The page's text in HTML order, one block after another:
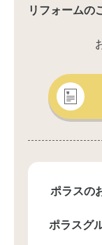
リフォームの
ポラスの
ポラスグ